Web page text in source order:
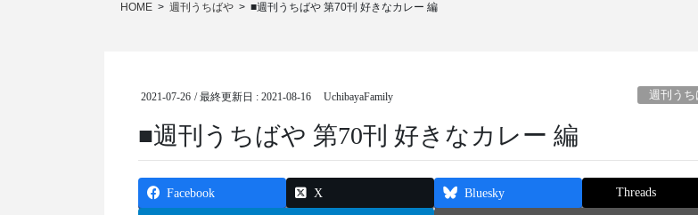
HOME 週刊うちばや ■週刊うちばや 第70刊 好きなカレー 編
2021-07-26 / 最終更新日 :2021-08-16 UchibayaFamily 週刊うち
■週刊うちばや 第70刊 好きなカレー 編
Facebook X Bluesky Threads